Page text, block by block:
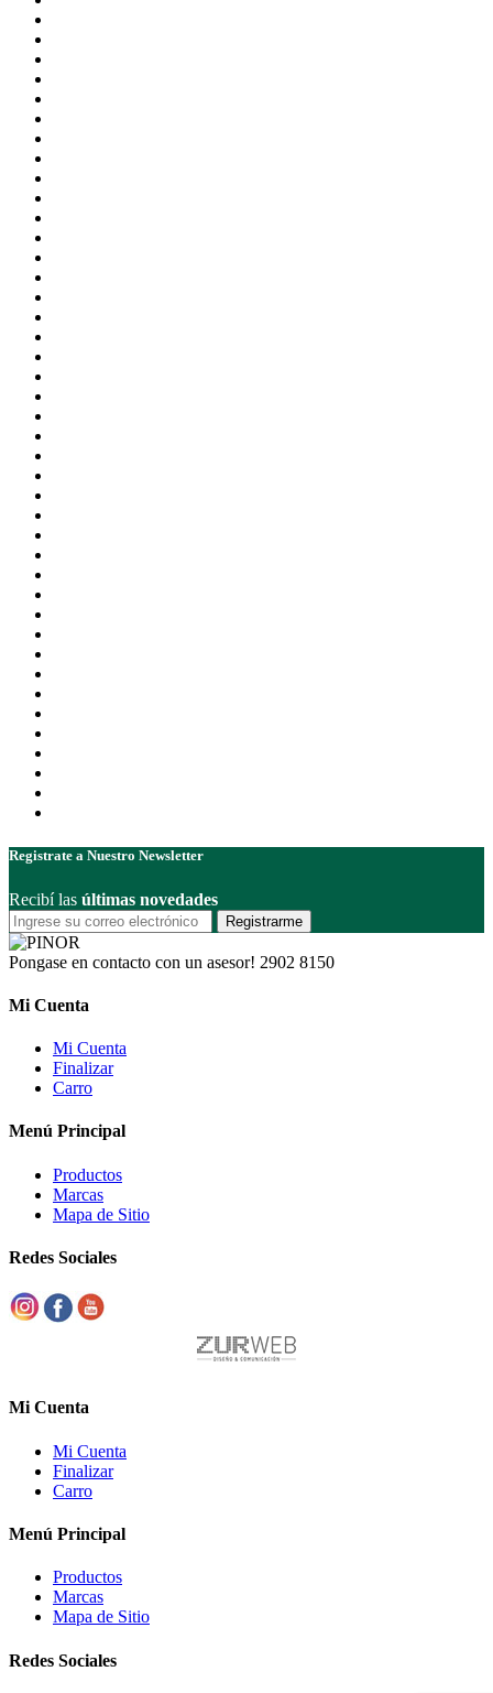
Registrate a Nuestro Newsletter
Recibí las últimas novedades
Registrarme
Pongase en contacto con un asesor! 2902 8150
Mi Cuenta
Mi Cuenta
Finalizar
Carro
Menú Principal
Productos
Marcas
Mapa de Sitio
Redes Sociales
Mi Cuenta
Mi Cuenta
Finalizar
Carro
Menú Principal
Productos
Marcas
Mapa de Sitio
Redes Sociales